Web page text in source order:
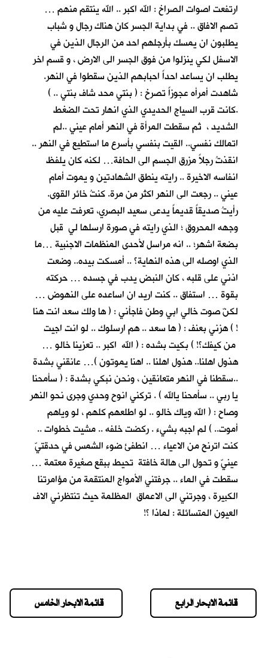
ارتفعت اصوات الصراخ : الله اكبر .. الله ينتقم منهم …
تصم الافاق .. في بداية الجسر كان هناك رجال و شباب
يطلبون ان يمسك بأرجلهم احد من الرجال الذين في
الاسفل لكي ينزلوا من فوق الجسر الى الارض ، و قسم اخر
يطلب ان يساعد احداً احبابهم الذين سقطوا في النهر.
شاهدت أمرأه عجوزاً تصرخ : ( بنتي محد شاف بنتي .. )
.كانت قرب السياج الحديدي الذي انهار تحت الضغط
الشديد ، ثم سقطت المرأة في النهر أمام عيني ..لم
اتمالك نفسي.. القيت بنفسي بأسرع ما استطيع في النهر ..
انقذتُ رجلاً مزرق الجسم الى الحافة… لكنه كان يلفظ
انفاسه الاخيرة .. رايته ينطق الشهادتين و يموت أمام
عيني .. رجعت الى النهر اكثر من مرة. كنتُ خائر القوى.
رأيتُ صديقاً قديماً يدعى سعيد البصري، تعرفت عليه من
وجهه المحروق ؛ الذي رايته في صورة ارسلها لي قبل
بضعة اشهر؛ .. انه مراسل لأحدى المنظمات الاجنبية …ما
الذي اوصله الى هذه النهاية؟ .. أمسكت بيده.. وضعت
اذني على قلبه ، كان النبض يدب في جسده … حركته
بقوة … استفاق .. كنت اريد ان اساعده على النهوض …
لكنّ صوت خالي ابي وطن فاجأني : ( ها ولك سعد انت هنا
! ) هزني بعنف : ( ها سعد .. هم ارسلوك .. لو انت اجيت
من كيفك؟! ) بكيت بشده : ( الله اكبر .. تعزينا خالو …
هذول اهلنا.. هذول اهلنا .. اهنا يموتون )… عانقني بشدة
..سقطنا في النهر متعانقين ، ونحن نبكي بشدة : ( سأمحنا
يا ربي .. سأمحنا يالله ) . تركني انوح وحدي وجرى نحو النهر
وصاح : ( الله وياك خالو .. لو اطلعهم كلهم ، لو وياهم
أموت.. ) لم اجبه بشيء . ركضت خلفه .. مشيت خطوات ..
كنت اترنح من الاعياء … انطفئ ضوء الشمس في حدقتيّ
عينيّ و تحول الى هالة خافتة تحيط ببقع صغيرة معتمة …
سقطت في الماء .. جرفتني الأمواج المنتقمة من مؤامرتنا
الكبيرة ، وجرتني الى الاعماق المظلمة حيث تنتظرني الاف
العيون المتسائلة : لماذا ؟!
قائمة الابحار الخامس قائمة الابحار الرابع